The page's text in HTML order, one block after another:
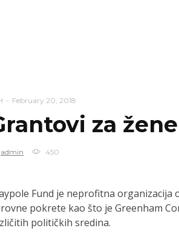
February 20, 2018
za žene
admin 450
Fund je neprofitna organizacija
pokrete kao što je Greenham
političkih sredina.